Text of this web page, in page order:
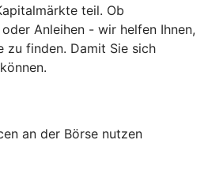
teil. Ob
Anleihen - wir helfen Ihnen,
zu finden. Damit Sie sich
an der Börse nutzen